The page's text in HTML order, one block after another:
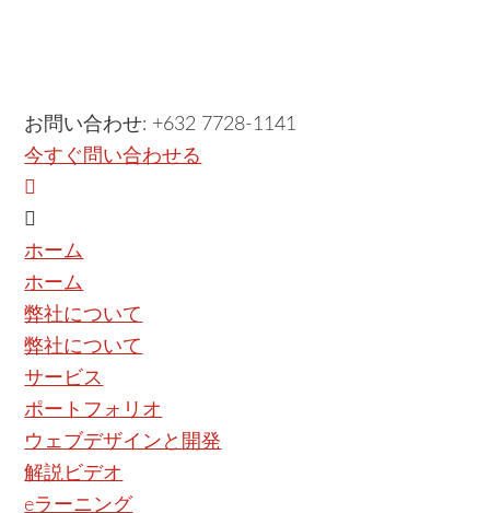
お問い合わせ: +632 7728-1141
今すぐ問い合わせる
ホーム
ホーム
弊社について
弊社について
サービス
ポートフォリオ
ウェブデザインと開発
解説ビデオ
eラーニング